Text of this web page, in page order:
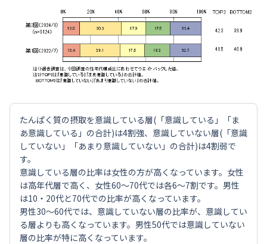
たんぱく質の摂取を意識している層(「意識している」「ま
あ意識している」の合計)は4割強、意識していない層(「意識
していない」「あまり意識していない」の合計)は4割弱で
す。
意識している層の比率は女性の方が高くなっています。女性
は高年代層で高く、女性60～70代では各6～7割です。男性
は10・20代と70代での比率が高くなっています。
男性30～60代では、意識していない層の比率が、意識してい
る層よりも高くなっています。男性50代では意識していない
層の比率が特に高くなっています。